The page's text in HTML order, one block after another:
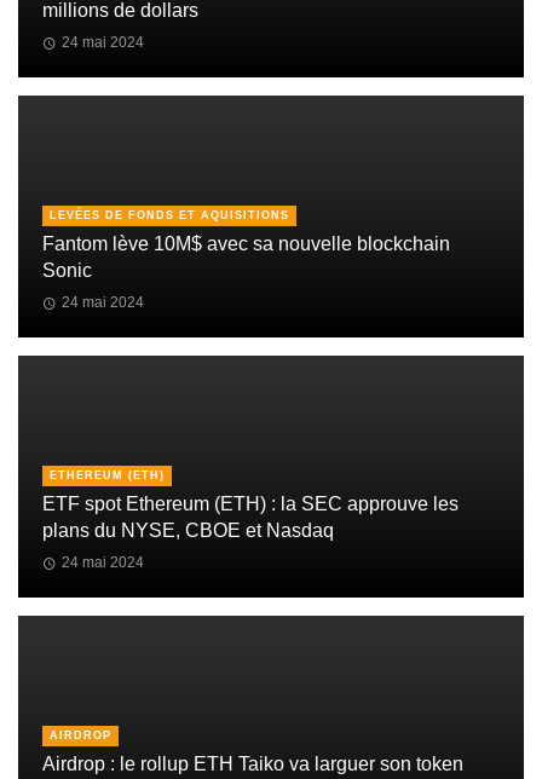
millions de dollars
24 mai 2024
LEVÉES DE FONDS ET AQUISITIONS
Fantom lève 10M$ avec sa nouvelle blockchain
Sonic
24 mai 2024
ETHEREUM (ETH)
ETF spot Ethereum (ETH) : la SEC approuve les
plans du NYSE, CBOE et Nasdaq
24 mai 2024
AIRDROP
Airdrop : le rollup ETH Taiko va larguer son token